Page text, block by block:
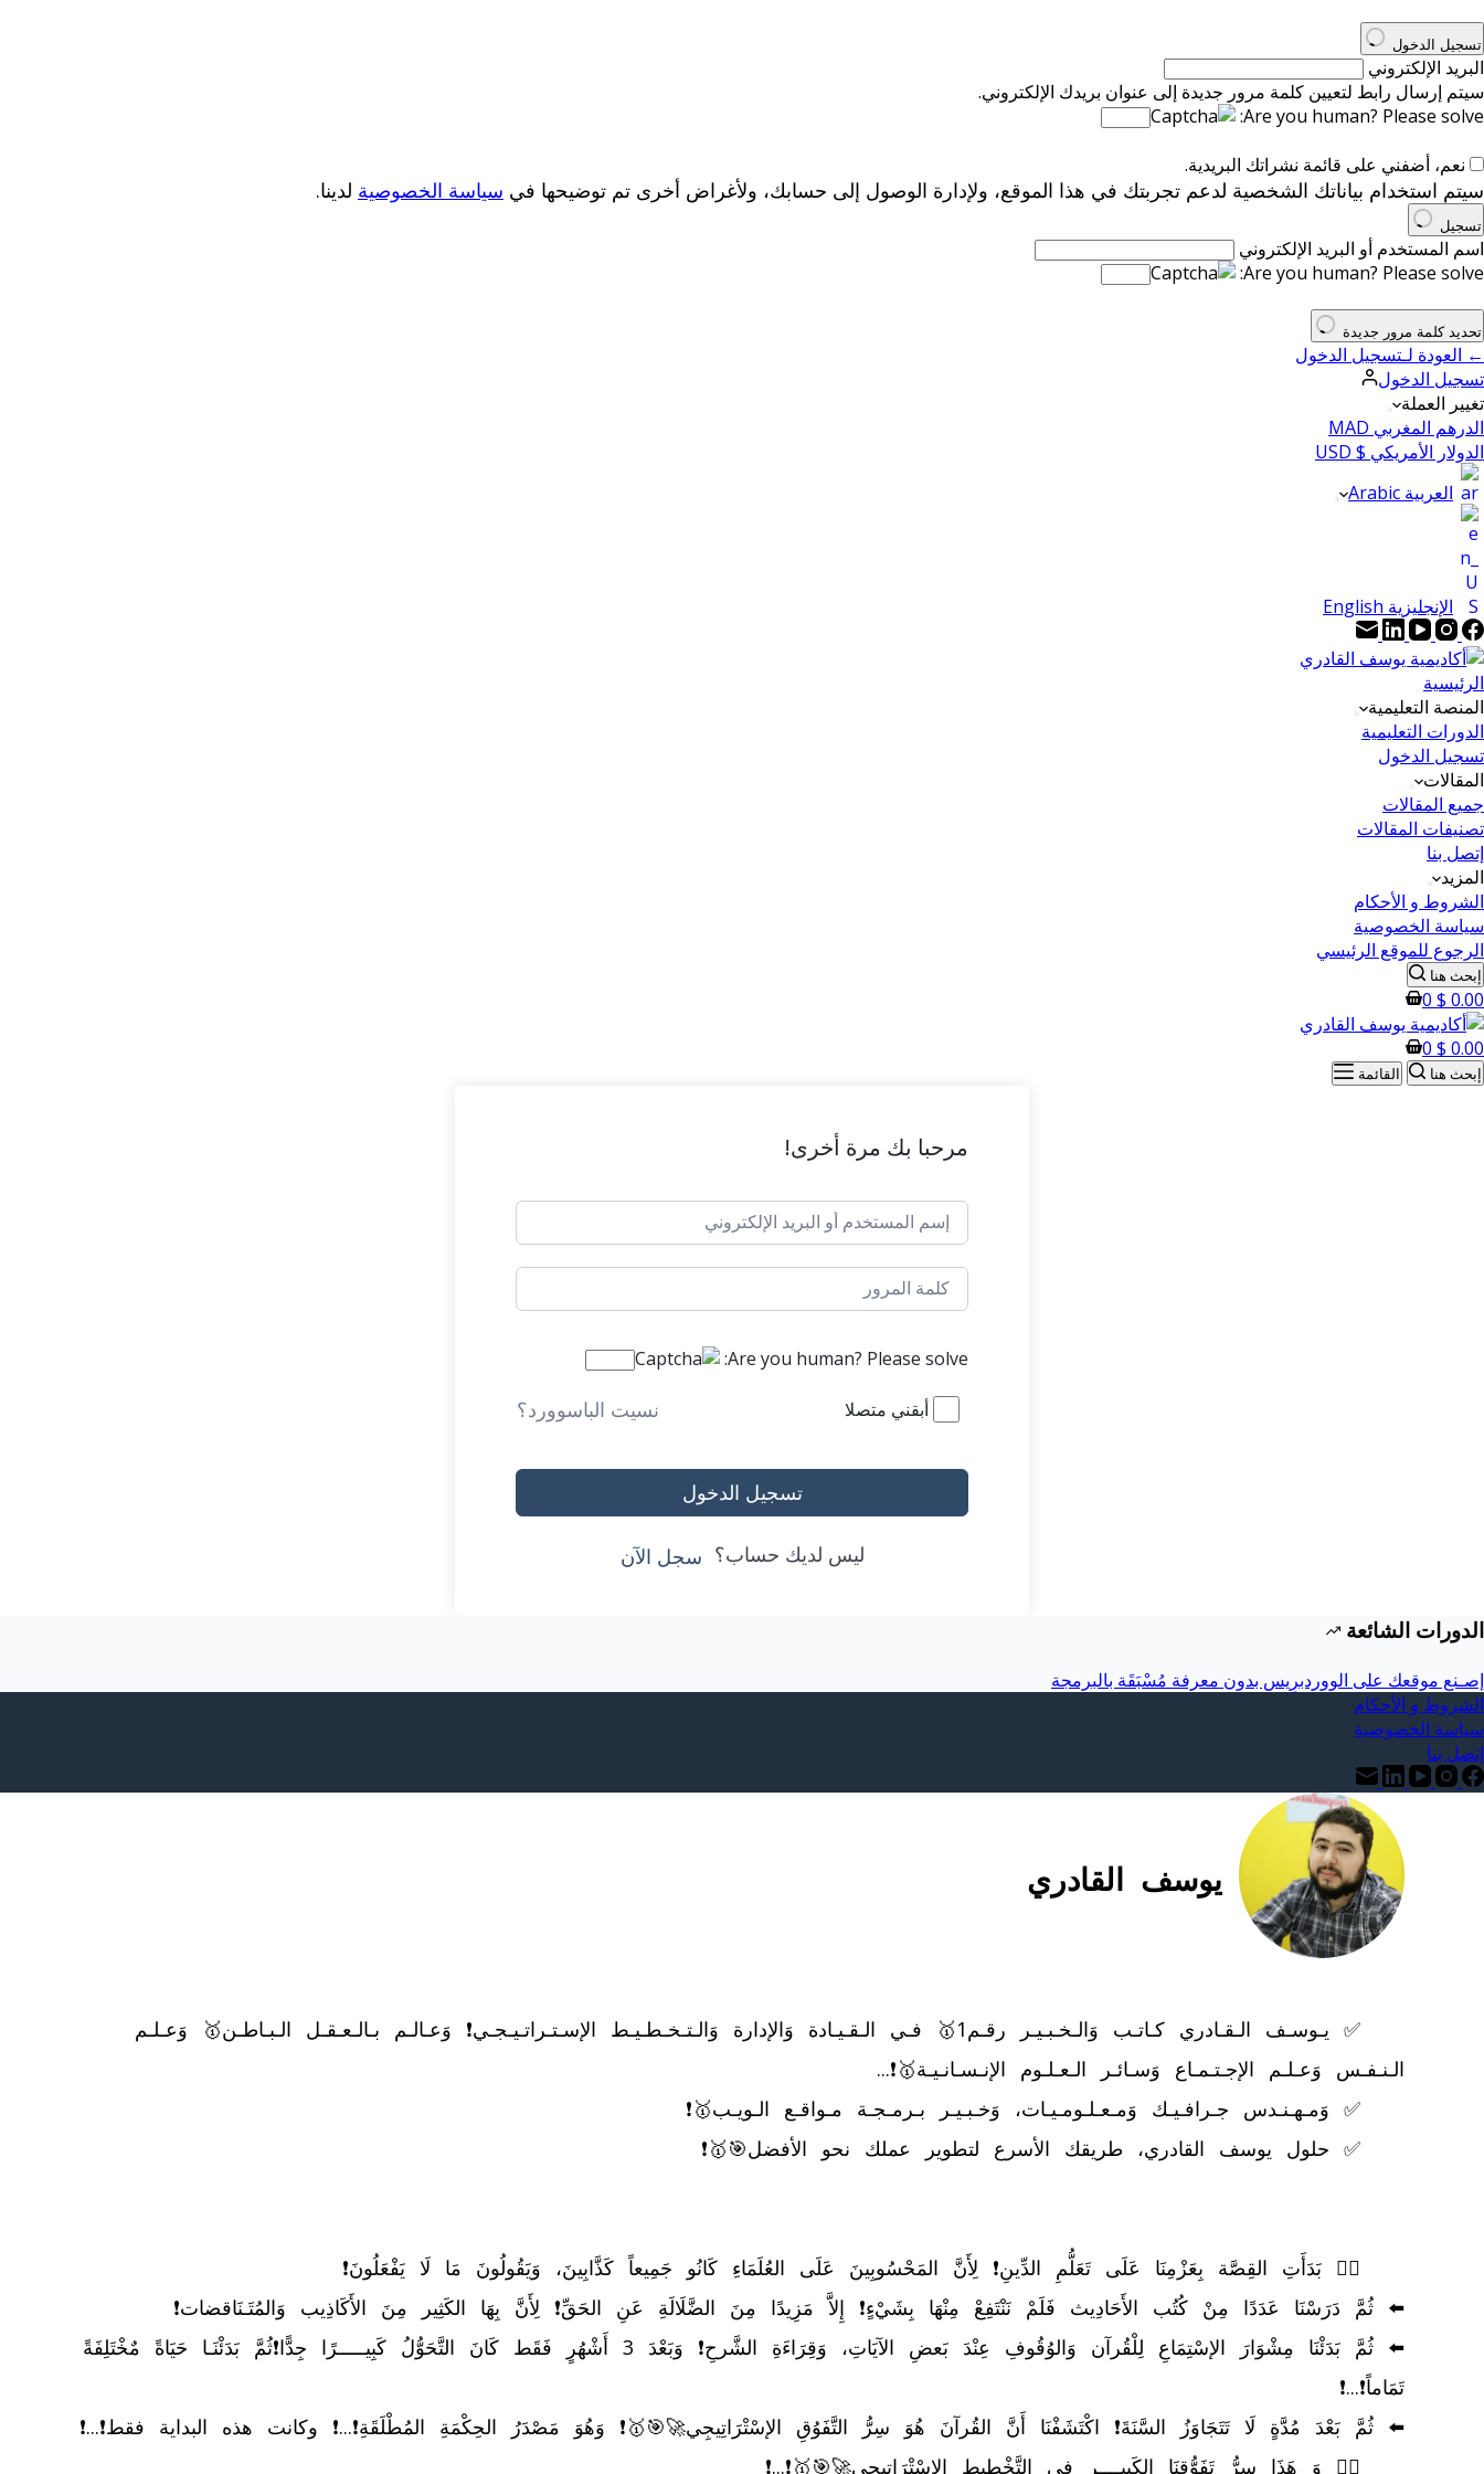
تسجيل الدخول
البريد الإلكتروني
سيتم إرسال رابط لتعيين كلمة مرور جديدة إلى عنوان بريدك الإلكتروني.
Are you human? Please solve:
نعم، أضفني على قائمة نشراتك البريدية.
سيتم استخدام بياناتك الشخصية لدعم تجربتك في هذا الموقع، ولإدارة الوصول إلى حسابك، ولأغراض أخرى تم توضيحها في سياسة الخصوصية لدينا.
تسجيل
اسم المستخدم أو البريد الإلكتروني
Are you human? Please solve:
تحديد كلمة مرور جديدة
← العودة لـتسجيل الدخول
تسجيل الدخول
تغيير العملة
الدرهم المغربي MAD
الدولار الأمريكي $ USD
العربية Arabic
الإنجليزية English
الرئيسية
المنصة التعليمية
الدورات التعليمية
تسجيل الدخول
المقالات
جميع المقالات
تصنيفات المقالات
إتصل بنا
المزيد
الشروط و الأحكام
سياسة الخصوصية
الرجوع للموقع الرئيسي
إبحث هنا
0.00
$
0
0.00
$
0
إبحث هنا القائمة
مرحبا بك مرة أخرى!
Are you human? Please solve:
أبقني متصلا نسيت الباسوورد؟
تسجيل الدخول
ليس لديك حساب؟ سجل الآن
الدورات الشائعة
إصـنع موقعك على الووردبرِيس بدون معرفة مُسْبَقَة بالبرمجة
الشروط و الأحكام
سياسة الخصوصية
إتصل بنا
يوسف القادري